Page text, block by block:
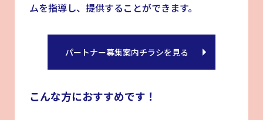
ムを指導し、提供することができます。
パートナー募集案内チラシを見る
こんな方におすすめです！